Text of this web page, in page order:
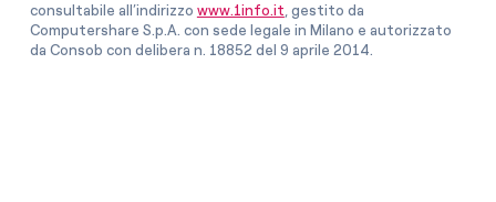
consultabile all’indirizzo www.1info.it , gestito da
Computershare S.p.A. con sede legale in Milano e autorizzato
da Consob con delibera n. 18852 del 9 aprile 2014.